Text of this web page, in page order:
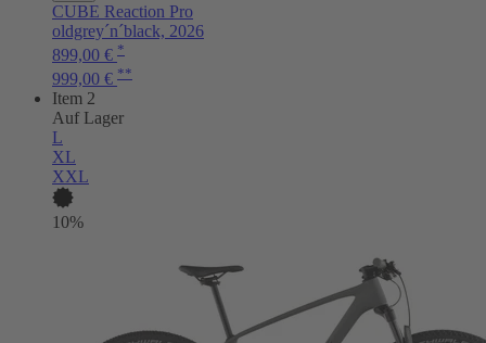
CUBE Reaction Pro
oldgrey´n´black, 2026
899,00 € *
999,00 € **
Item 2
Auf Lager
L
XL
XXL
10%